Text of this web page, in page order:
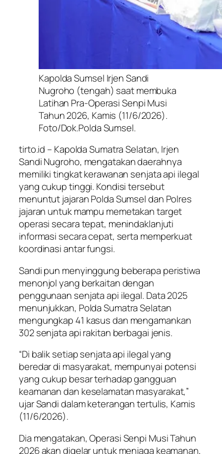
Kapolda Sumsel Irjen Sandi
Nugroho (tengah) saat membuka
Latihan Pra-Operasi Senpi Musi
Tahun 2026, Kamis (11/6/2026).
Foto/Dok.Polda Sumsel.
tirto.id – Kapolda Sumatra Selatan, Irjen
Sandi Nugroho, mengatakan daerahnya
memiliki tingkat kerawanan senjata api ilegal
yang cukup tinggi. Kondisi tersebut
menuntut jajaran Polda Sumsel dan Polres
jajaran untuk mampu memetakan target
operasi secara tepat, menindaklanjuti
informasi secara cepat, serta memperkuat
koordinasi antar fungsi.
Sandi pun menyinggung beberapa peristiwa
menonjol yang berkaitan dengan
penggunaan senjata api ilegal. Data 2025
menunjukkan, Polda Sumatra Selatan
mengungkap 41 kasus dan mengamankan
302 senjata api rakitan berbagai jenis.
“Di balik setiap senjata api ilegal yang
beredar di masyarakat, mempunyai potensi
yang cukup besar terhadap gangguan
keamanan dan keselamatan masyarakat,”
ujar Sandi dalam keterangan tertulis, Kamis
(11/6/2026).
Dia mengatakan, Operasi Senpi Musi Tahun
2026 akan digelar untuk menjaga keamanan,